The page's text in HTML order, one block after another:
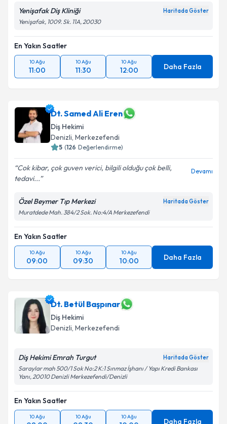
Yenişafak Diş Kliniği Haritada Göster
Yenişafak, 1009. Sk. 11A, 20030
En Yakın Saatler
10 Ağu
11:00
10 Ağu
11:30
10 Ağu
12:00 Daha Fazla
Dt. Samed Ali Eren
Diş Hekimi
Denizli, Merkezefendi
5 (126 Değerlendirme)
Cok kibar, çok guven verici, bilgili olduğu çok belli,
tedavi...
Devamı
Özel Beymer Tıp Merkezi Haritada Göster
Muratdede Mah. 384/2 Sok. No:4/A Merkezefendi
En Yakın Saatler
10 Ağu
09:00
10 Ağu
09:30
10 Ağu
10:00 Daha Fazla
Dt. Betül Başpınar
Diş Hekimi
Denizli, Merkezefendi
Diş Hekimi Emrah Turgut Haritada Göster
Saraylar mah 500/1 Sok No:2 K:1 Sınmaz İşhanı / Yapı Kredi Bankası
Yanı, 20010 Denizli Merkezefendi/Denizli
En Yakın Saatler
10 Ağu 10 Ağu 10 Ağu
Daha Fazla